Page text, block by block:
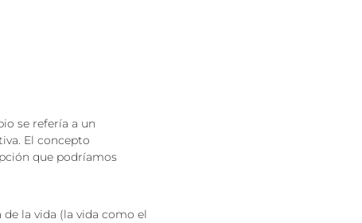
se refería a un
El concepto
que podríamos
la vida (la vida como el